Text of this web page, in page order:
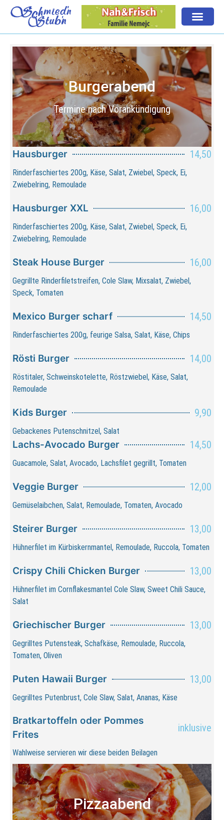
Burgerabend
Termine nach Vorankündigung
Hausburger 14,50
Rinderfaschiertes 200g, Käse, Salat, Zwiebel, Speck, Ei,
Zwiebelring, Remoulade
Hausburger XXL 16,00
Rinderfaschiertes 200g, Käse, Salat, Zwiebel, Speck, Ei,
Zwiebelring, Remoulade
Steak House Burger 16,00
Gegrillte Rinderfiletstreifen, Cole Slaw, Mixsalat, Zwiebel,
Speck, Tomaten
Mexico Burger scharf 14,50
Rinderfaschiertes 200g, feurige Salsa, Salat, Käse, Chips
Rösti Burger 14,00
Röstitaler, Schweinskotelette, Röstzwiebel, Käse, Salat,
Remoulade
Kids Burger 9,90
Gebackenes Putenschnitzel, Salat
Lachs-Avocado Burger 14,50
Guacamole, Salat, Avocado, Lachsfilet gegrillt, Tomaten
Veggie Burger 12,00
Gemüselaibchen, Salat, Remoulade, Tomaten, Avocado
Steirer Burger 13,00
Hühnerfilet im Kürbiskernmantel, Remoulade, Ruccola, Tomaten
Crispy Chili Chicken Burger 13,00
Hühnerfilet im Cornflakesmantel Cole Slaw, Sweet Chili Sauce,
Salat
Griechischer Burger 13,00
Gegrilltes Putensteak, Schafkäse, Remoulade, Ruccola,
Tomaten, Oliven
Puten Hawaii Burger 13,00
Gegrilltes Putenbrust, Cole Slaw, Salat, Ananas, Käse
Bratkartoffeln oder Pommes
Frites
inklusive
Wahlweise servieren wir diese beiden Beilagen
Pizzaabend